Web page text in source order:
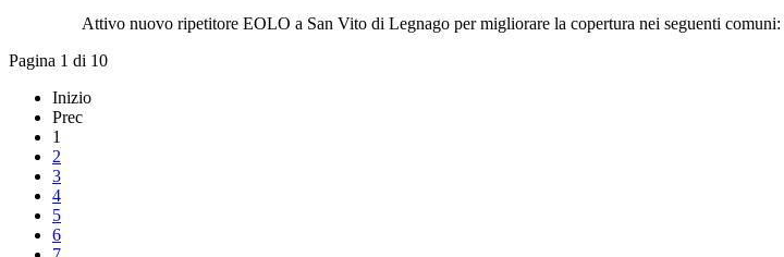
Attivo nuovo ripetitore EOLO a San Vito di Legnago per migliorare la copertura nei seguenti comuni:
Pagina 1 di 10
Inizio
Prec
1
2
3
4
5
6